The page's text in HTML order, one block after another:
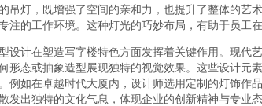
吊灯，既增强了空间的亲和力，也提升了整体的艺
注的工作环境。这种灯光的巧妙布局，有助于员工
设计在塑造写字楼特色方面发挥着关键作用。现代
形态或抽象造型展现独特的视觉效果。这些设计元
例如在卓越时代大厦内，设计师选用定制的灯饰作
发出独特的文化气息，体现企业的创新精神与专业态